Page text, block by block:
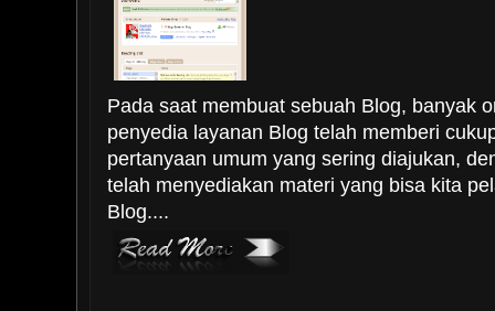
Pada saat membuat sebuah Blog, banyak
penyedia layanan Blog telah memberi
pertanyaan umum yang sering diajukan,
telah menyediakan materi yang bisa kita
Blog....